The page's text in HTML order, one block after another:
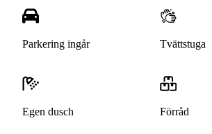
Parkering ingår Tvättstuga
Egen dusch Förråd